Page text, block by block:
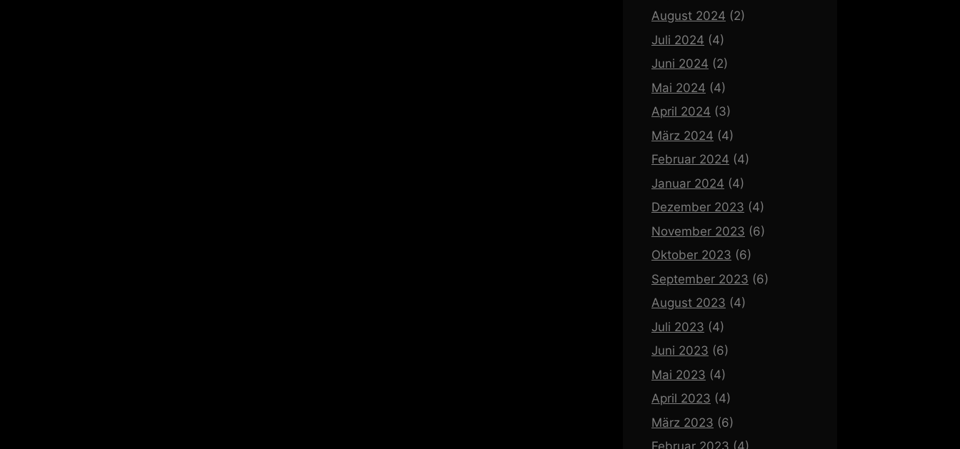
August 2024 (2)
Juli 2024 (4)
Juni 2024 (2)
Mai 2024 (4)
April 2024 (3)
März 2024 (4)
Februar 2024 (4)
Januar 2024 (4)
Dezember 2023 (4)
November 2023 (6)
Oktober 2023 (6)
September 2023 (6)
August 2023 (4)
Juli 2023 (4)
Juni 2023 (6)
Mai 2023 (4)
April 2023 (4)
März 2023 (6)